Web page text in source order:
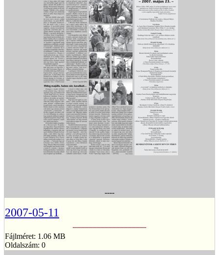
----
2007-05-11
Fájlméret: 1.06 MB
Oldalszám: 0